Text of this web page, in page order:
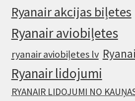
Ryanair akcijas biļetes
Ryanair aviobiļetes
ryanair aviobiļetes lv
Ryanair lidojumi
RYANAIR LIDOJUMI NO